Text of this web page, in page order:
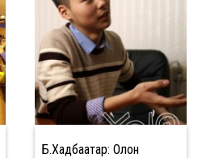
Б.Хадбаатар: Олон